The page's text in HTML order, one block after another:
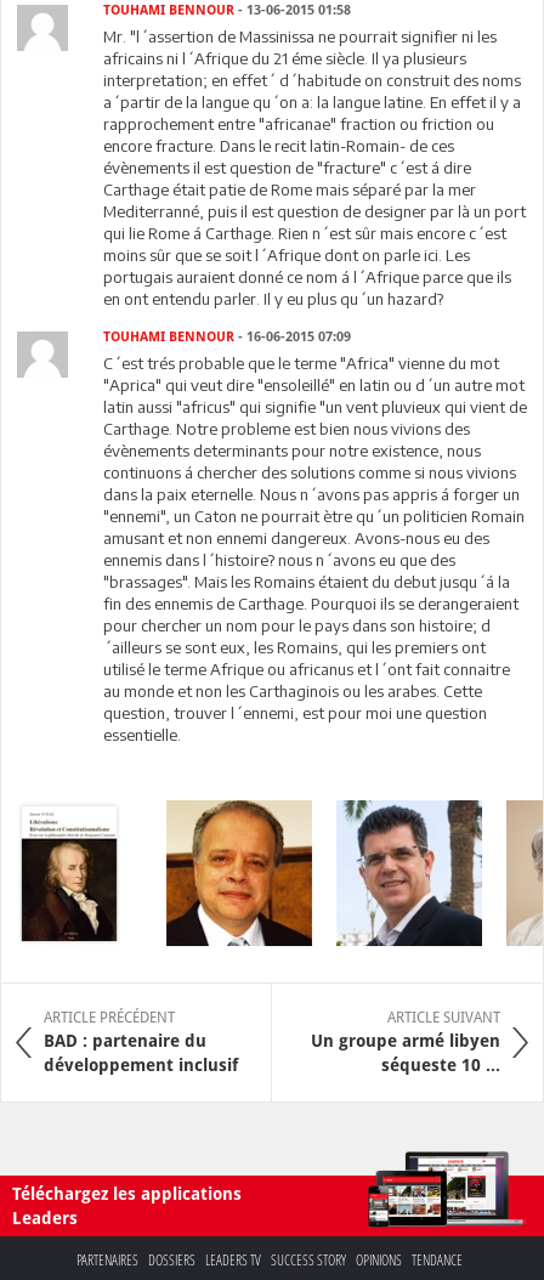
TOUHAMI BENNOUR - 13-06-2015 01:58
Mr. "l´assertion de Massinissa ne pourrait signifier ni les
africains ni l´Afrique du 21 éme siècle. Il ya plusieurs
interpretation; en effet´ d´habitude on construit des noms
a´partir de la langue qu´on a: la langue latine. En effet il y a
rapprochement entre "africanae" fraction ou friction ou
encore fracture. Dans le recit latin-Romain- de ces
évènements il est question de "fracture" c´est á dire
Carthage était patie de Rome mais séparé par la mer
Mediterranné, puis il est question de designer par là un port
qui lie Rome á Carthage. Rien n´est sûr mais encore c´est
moins sûr que se soit l´Afrique dont on parle ici. Les
portugais auraient donné ce nom á l´Afrique parce que ils
en ont entendu parler. Il y eu plus qu´un hazard?
TOUHAMI BENNOUR - 16-06-2015 07:09
C´est trés probable que le terme "Africa" vienne du mot
"Aprica" qui veut dire "ensoleillé" en latin ou d´un autre mot
latin aussi "africus" qui signifie "un vent pluvieux qui vient de
Carthage. Notre probleme est bien nous vivions des
évènements determinants pour notre existence, nous
continuons á chercher des solutions comme si nous vivions
dans la paix eternelle. Nous n´avons pas appris á forger un
"ennemi", un Caton ne pourrait ètre qu´un politicien Romain
amusant et non ennemi dangereux. Avons-nous eu des
ennemis dans l´histoire? nous n´avons eu que des
"brassages". Mais les Romains étaient du debut jusqu´á la
fin des ennemis de Carthage. Pourquoi ils se derangeraient
pour chercher un nom pour le pays dans son histoire; d
´ailleurs se sont eux, les Romains, qui les premiers ont
utilisé le terme Afrique ou africanus et l´ont fait connaitre
au monde et non les Carthaginois ou les arabes. Cette
question, trouver l´ennemi, est pour moi une question
essentielle.
ARTICLE PRÉCÉDENT
BAD : partenaire du
développement inclusif
ARTICLE SUIVANT
Un groupe armé libyen
séqueste 10 ...
Téléchargez les applications
Leaders
PARTENAIRES DOSSIERS LEADERS TV SUCCESS STORY OPINIONS TENDANCE